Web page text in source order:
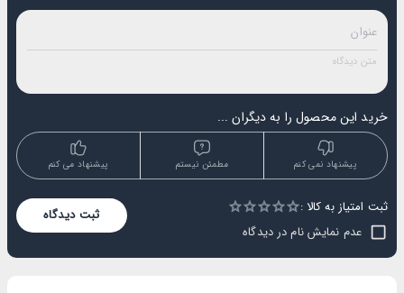
خرید این محصول را به دیگران ...
پیشنهاد می کنم مطمئن نیستم پیشنهاد نمی کنم
ثبت امتیاز به کالا :
1 Star
2 Stars
3 Stars
4 Stars
5 Stars
Empty
عدم نمایش نام در دیدگاه
ثبت دیدگاه